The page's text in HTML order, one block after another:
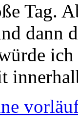
Tag.
dann